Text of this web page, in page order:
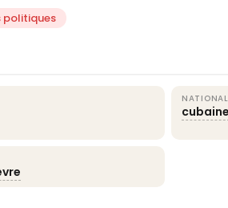
politiques
cubaine